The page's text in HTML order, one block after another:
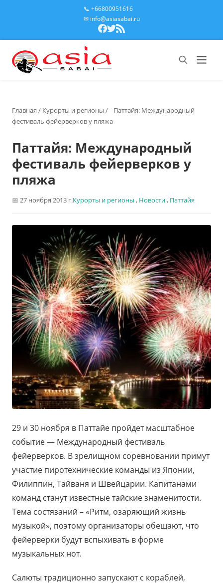
📞 +66800951616
✉ info@asiasabai.ru
Главная / Курорты и регионы /
Паттайя: Международный
фестиваль фейерверков у пляжа
Паттайя: Международный
фестиваль фейерверков у
пляжа
27 ноября 2013 г.Курорты и регионы , Новости, Паттайя
29 и 30 ноября в Паттайе пройдет масштабное
событие — Международный фестиваль
фейерверков. В зрелищном соревновании примут
участие пиротехнические команды из Японии,
Филиппин, Тайваня и Швейцарии. Капитанами
команд станут известные тайские знаменитости.
Тема состязаний – «Ритм, озаряющий жизнь
музыкой», поэтому организаторы обещают, что
фейерверки будут вспыхивать в форме
музыкальных нот.
Салюты традиционно запускают с кораблей,